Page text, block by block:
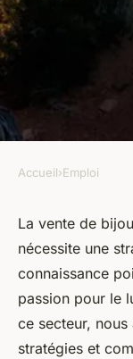
Benjamin•19
Accueil›Emploi
La vente de
nécessite une
connaissance
passion pour le
ce secteur,
stratégies et